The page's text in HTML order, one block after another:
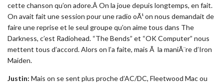
cette chanson qu’on adore.Â On la joue depuis longtemps, en fait.
On avait fait une session pour une radio oÃ¹ on nous demandait de
faire une reprise et le seul groupe qu’on aime tous dans The
Darkness, c’est Radiohead. “The Bends” et “OK Computer” nous
mettent tous d’accord. Alors on l’a faite, mais Ã la maniÃ¨re d’Iron
Maiden.
Justin: Mais on se sent plus proche d’AC/DC, Fleetwood Mac ou